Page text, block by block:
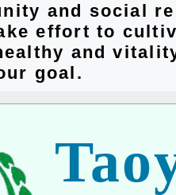
and social
effort to
and
goal.